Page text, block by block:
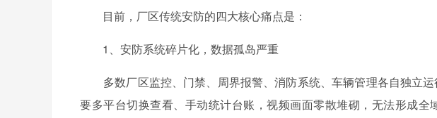
目前，厂区传统安防的四大核心痛点是：
1、安防系统碎片化，数据孤岛严重
多数厂区监控、门禁、周界报警、消防系统、车辆管理各自独立运
要多平台切换查看、手动统计台账，视频画面零散堆砌，无法形成